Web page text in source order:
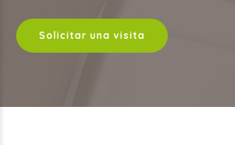
Solicitar una visita